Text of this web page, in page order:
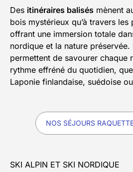
Des itinéraires balisés mènent
bois mystérieux qu’à travers les
offrant une immersion totale
nordique et la nature préservée.
permettent de savourer chaque
rythme effréné du quotidien,
Laponie finlandaise, suédoise
NOS SÉJOURS
SKI ALPIN ET SKI NORDIQUE